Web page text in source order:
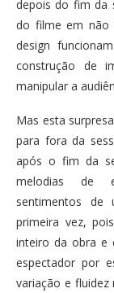
depois do fim da
do filme em não
design
construção de
manipular a
Mas esta
para fora da
após o fim da
melodias de e
sentimentos
primeira vez,
inteiro da obra e
espectador por
variação e